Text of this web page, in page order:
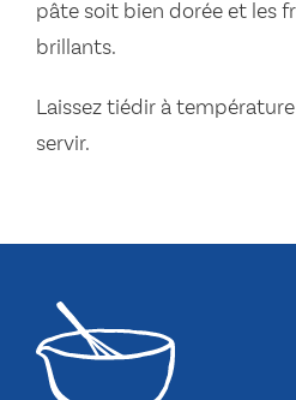
pâte soit bien dorée et les
brillants.
Laissez tiédir à
servir.